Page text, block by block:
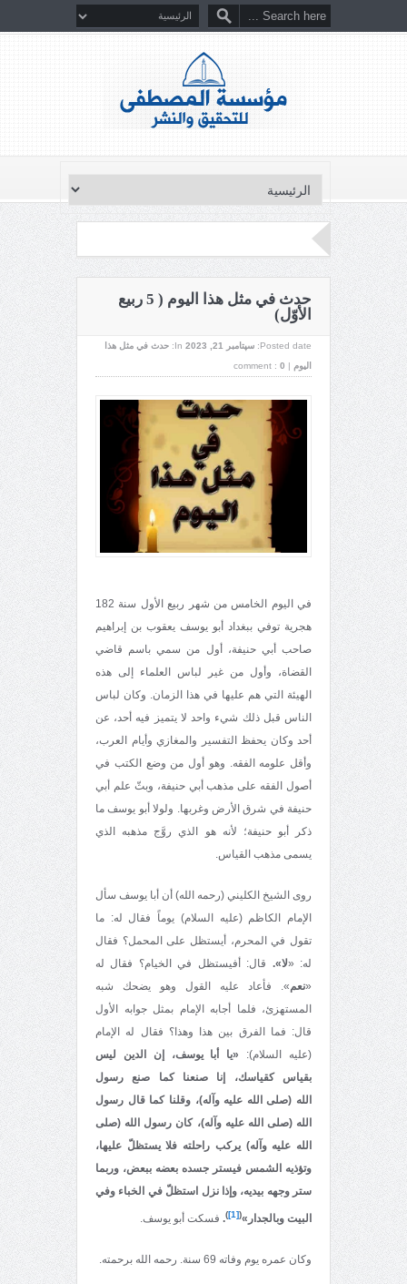
حدث في مثل هذا اليوم ( 5 ربيع
الأوّل)
Posted date: سپتامبر 21, 2023 In:
حدث في مثل هذا
اليوم |
comment : 0
في اليوم الخامس من شهر ربيع الأول سنة 182
هجرية توفي ببغداد أبو يوسف يعقوب بن إبراهيم
صاحب أبي حنيفة، أول من سمي باسم قاضي
القضاة، وأول من غير لباس العلماء إلى هذه
الهيئة التي هم عليها في هذا الزمان. وكان لباس
الناس قبل ذلك شيء واحد لا يتميز فيه أحد، عن
أحد وكان يحفظ التفسير والمغازي وأيام العرب،
وأقل علومه الفقه. وهو أول من وضع الكتب في
أصول الفقه على مذهب أبي حنيفة، وبثّ علم أبي
حنيفة في شرق الأرض وغربها. ولولا أبو يوسف ما
ذكر أبو حنيفة؛ لأنه هو الذي روَّج مذهبه الذي
يسمى مذهب القياس.
روى الشيخ الكليني (رحمه الله) أن أبا يوسف سأل
الإمام الكاظم (عليه السلام) يوماً فقال له: ما
تقول في المحرم، أيستظل على المحمل؟ فقال
له: «لا». قال: أفيستظل في الخيام؟ فقال له
«نعم». فأعاد عليه القول وهو يضحك شبه
المستهزئ، فلما أجابه الإمام بمثل جوابه الأول
قال: فما الفرق بين هذا وهذا؟ فقال له الإمام
(عليه السلام): «يا أبا يوسف، إن الدين ليس
بقياس كقياسك، إنا صنعنا كما صنع رسول
الله (صلى الله عليه وآله)، وقلنا كما قال رسول
الله (صلى الله عليه وآله)، كان رسول الله (صلى
الله عليه وآله) يركب راحلته فلا يستظلّ عليها،
وتؤذيه الشمس فيستر جسده بعضه ببعض، وربما
ستر وجهه بيديه، وإذا نزل استظلّ في الخباء وفي
البيت وبالجدار»(
[1]
)
. فسكت أبو يوسف.
وكان عمره يوم وفاته 69 سنة. رحمه الله برحمته.